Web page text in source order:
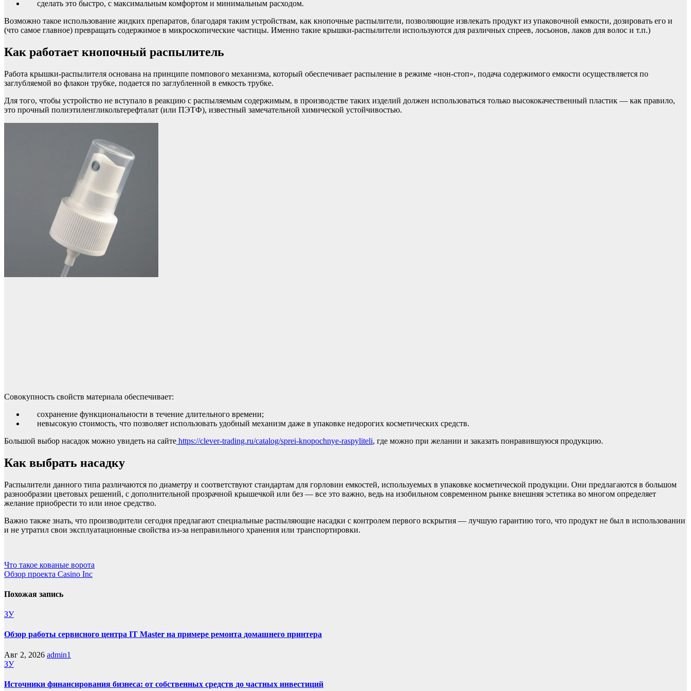
сделать это быстро, с максимальным комфортом и минимальным расходом.
Возможно такое использование жидких препаратов, благодаря таким устройствам, как кнопочные распылители, позволяющие извлекать продукт из упаковочной емкости, дозировать его и
(что самое главное) превращать содержимое в микроскопические частицы. Именно такие крышки-распылители используются для различных спреев, лосьонов, лаков для волос и т.п.)
Как работает кнопочный распылитель
Работа крышки-распылителя основана на принципе помпового механизма, который обеспечивает распыление в режиме «нон-стоп», подача содержимого емкости осуществляется по
заглубляемой во флакон трубке, подается по заглубленной в емкость трубке.
Для того, чтобы устройство не вступало в реакцию с распыляемым содержимым, в производстве таких изделий должен использоваться только высококачественный пластик — как правило,
это прочный полиэтиленгликольтерефталат (или ПЭТФ), известный замечательной химической устойчивостью.
Совокупность свойств материала обеспечивает:
сохранение функциональности в течение длительного времени;
невысокую стоимость, что позволяет использовать удобный механизм даже в упаковке недорогих косметических средств.
Большой выбор насадок можно увидеть на сайте https://clever-trading.ru/catalog/sprei-knopochnye-raspyliteli, где можно при желании и заказать понравившуюся продукцию.
Как выбрать насадку
Распылители данного типа различаются по диаметру и соответствуют стандартам для горловин емкостей, используемых в упаковке косметической продукции. Они предлагаются в большом
разнообразии цветовых решений, с дополнительной прозрачной крышечкой или без — все это важно, ведь на изобильном современном рынке внешняя эстетика во многом определяет
желание приобрести то или иное средство.
Важно также знать, что производители сегодня предлагают специальные распыляющие насадки с контролем первого вскрытия — лучшую гарантию того, что продукт не был в использовании
и не утратил свои эксплуатационные свойства из-за неправильного хранения или транспортировки.
Навигация
по
записям
Что такое кованые ворота
Обзор проекта Casino Inc
Похожая запись
ЗУ
Обзор работы сервисного центра IT Master на примере ремонта домашнего принтера
Авг 2, 2026 admin1
ЗУ
Источники финансирования бизнеса: от собственных средств до частных инвестиций